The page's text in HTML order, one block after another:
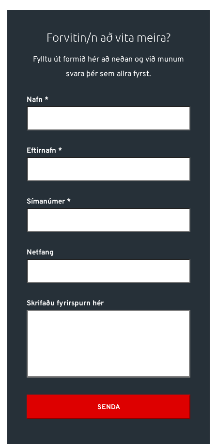
Forvitin/n að vita meira?
Fylltu út formið hér að neðan og við munum
svara þér sem allra fyrst.
Nafn
Eftirnafn
Símanúmer
Netfang
Skrifaðu fyrirspurn hér
SENDA